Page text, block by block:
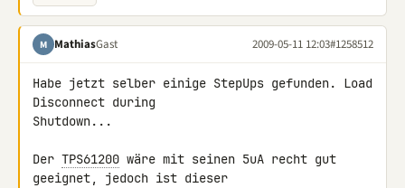
M MathiasGast 2009-05-11 12:03#1258512
Habe jetzt selber einige StepUps gefunden. Load
Disconnect during
Shutdown...
Der TPS61200 wäre mit seinen 5uA recht gut
geeignet, jedoch ist dieser